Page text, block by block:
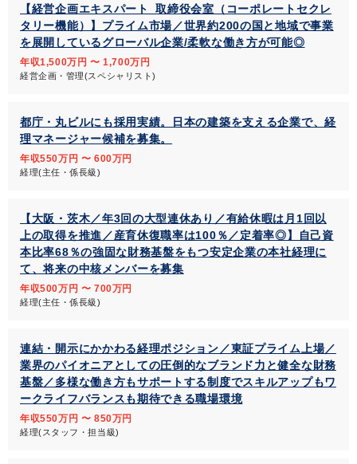
【経営企画エキスパート_取締役会室（コーポレートセクレ
タリー機能）】プライム市場／世界約200の国と地域で事業
を展開しているグローバル企業/柔軟な働き方が可能◎
年収1,500万円 〜 1,700万円
経営企画・管理(スペシャリスト)
都庁・丸ビルにも採用実績。日本の建築を支える企業で、経
理マネージャー候補を募集。
年収550万円 〜 600万円
経理(主任・係長級)
【大阪・茨木／年3回の大型連休あり／有給休暇は月1回以
上の取得を推進／産育休復職率は100％／定着率◎】自己資
本比率68％の強固な財務基盤をもつ安定企業の本社経理に
て、将来の中核メンバーを募集
年収500万円 〜 700万円
経理(主任・係長級)
連結・開示にかかわる経理ポジション／東証プライム上場／
業界のパイオニアとしての圧倒的なブランド力と健全な財務
基盤／多様な働き方もサポートする制度でスキルアップもワ
ークライフバランスも期待できる職場環境
年収550万円 〜 850万円
経理(スタッフ・担当級)